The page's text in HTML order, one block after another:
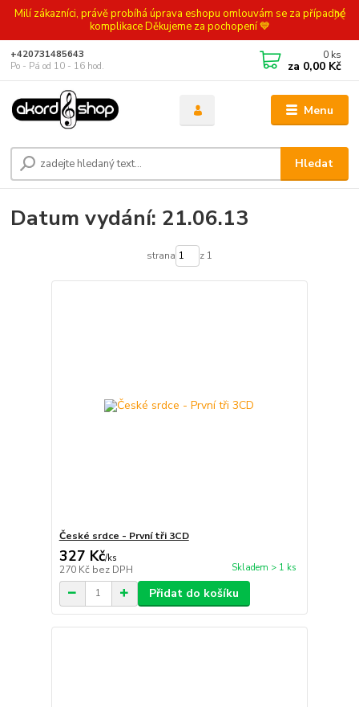
Milí zákazníci, právě probíhá úprava eshopu omlouvám se za případné
komplikace Děkujeme za pochopení 💙
Menu
Hledat
+420731485643
Po - Pá od 10 - 16 hod.
0 ks
za 0,00 Kč
Datum vydání: 21.06.13
strana z 1
České srdce - První tři 3CD
327 Kč/ks
270 Kč bez DPH Skladem > 1 ks
Přidat do košíku